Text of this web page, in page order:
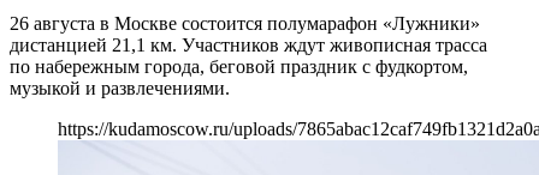
26 августа в Москве состоится полумарафон «Лужники»
дистанцией 21,1 км. Участников ждут живописная трасса
по набережным города, беговой праздник с фудкортом,
музыкой и развлечениями.
https://kudamoscow.ru/uploads/